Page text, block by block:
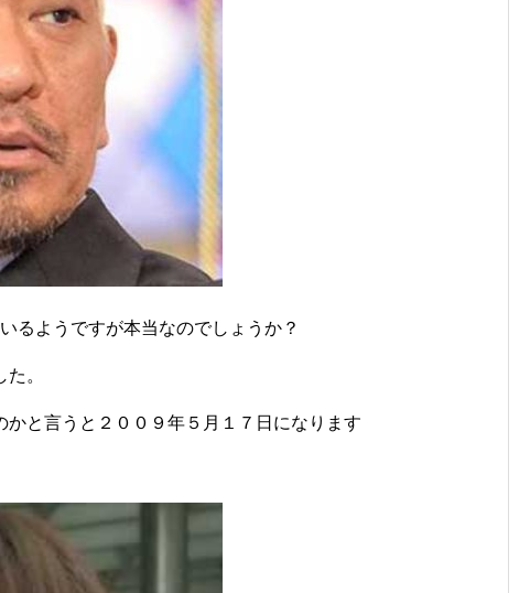
るようですが本当なのでしょうか？
。
かと言うと２００９年５月１７日になります